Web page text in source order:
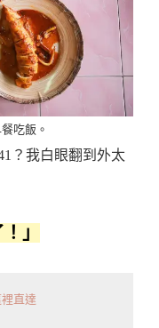
吃飯。
？我白眼翻到外太
」
直達